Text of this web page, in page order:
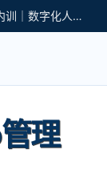
艾威培训｜职业认证培训｜IT技术培训｜企业内训｜数字化人才培养
理